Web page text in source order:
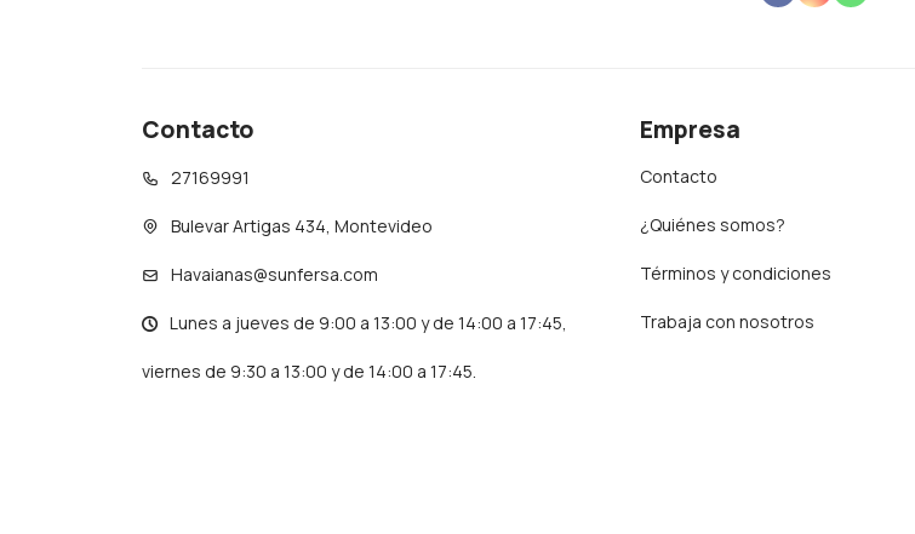
Contacto
27169991
Bulevar Artigas 434, Montevideo
Havaianas@sunfersa.com
Lunes a jueves de 9:00 a 13:00 y de 14:00 a 17:45,
viernes de 9:30 a 13:00 y de 14:00 a 17:45.
Empresa
Contacto
¿Quiénes somos?
Términos y condiciones
Trabaja con nosotros